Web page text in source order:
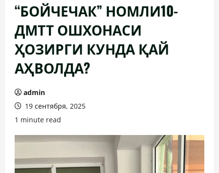
“БОЙЧЕЧАК” НОМЛИ10-
ДМТТ ОШХОНАСИ
ҲОЗИРГИ КУНДА ҚАЙ
АҲВОЛДА?
admin
19 сентября, 2025
1 minute read